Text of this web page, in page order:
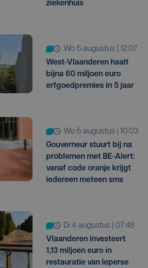
ziekenhuis
wo 5 augustus | 12:07
West-Vlaanderen haalt
bijna 60 miljoen euro
erfgoedpremies in 5 jaar
wo 5 augustus | 10:03
Gouverneur stuurt bij na
problemen met BE-Alert:
vanaf code oranje krijgt
iedereen meteen sms
di 4 augustus | 07:48
Vlaanderen investeert
1,13 miljoen euro in
restauratie van Ieperse